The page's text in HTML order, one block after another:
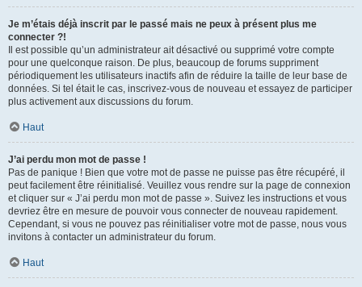
Je m’étais déjà inscrit par le passé mais ne peux à présent plus me
connecter ?!
Il est possible qu’un administrateur ait désactivé ou supprimé votre compte
pour une quelconque raison. De plus, beaucoup de forums suppriment
périodiquement les utilisateurs inactifs afin de réduire la taille de leur base de
données. Si tel était le cas, inscrivez-vous de nouveau et essayez de participer
plus activement aux discussions du forum.
Haut
J’ai perdu mon mot de passe !
Pas de panique ! Bien que votre mot de passe ne puisse pas être récupéré, il
peut facilement être réinitialisé. Veuillez vous rendre sur la page de connexion
et cliquer sur « J’ai perdu mon mot de passe ». Suivez les instructions et vous
devriez être en mesure de pouvoir vous connecter de nouveau rapidement.
Cependant, si vous ne pouvez pas réinitialiser votre mot de passe, nous vous
invitons à contacter un administrateur du forum.
Haut